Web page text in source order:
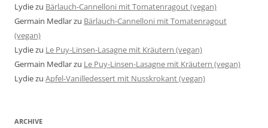
Lydiezu Bärlauch-Cannelloni mit Tomatenragout (vegan)
Germain Medlarzu Bärlauch-Cannelloni mit Tomatenragout
(vegan)
Lydiezu Le Puy-Linsen-Lasagne mit Kräutern (vegan)
Germain Medlarzu Le Puy-Linsen-Lasagne mit Kräutern (vegan)
Lydiezu Apfel-Vanilledessert mit Nusskrokant (vegan)
ARCHIVE